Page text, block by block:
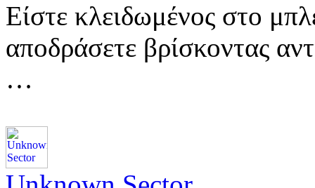
Είστε κλειδωμένος στο
αποδράσετε βρίσκοντας
…